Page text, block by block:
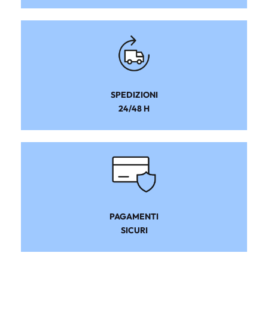
SPEDIZIONI
24/48 H
PAGAMENTI
SICURI